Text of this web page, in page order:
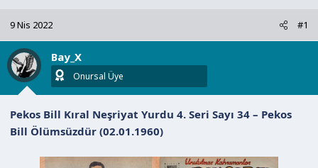
u
y
u
B
a
l
a
a
n
g
ı
t
a
i
9 Nis 2022 #1
Bay_X
Onursal Üye
Pekos Bill Kıral Neşriyat Yurdu 4. Seri Sayı 34 – Pekos
Bill Ölümsüzdür (02.01.1960)